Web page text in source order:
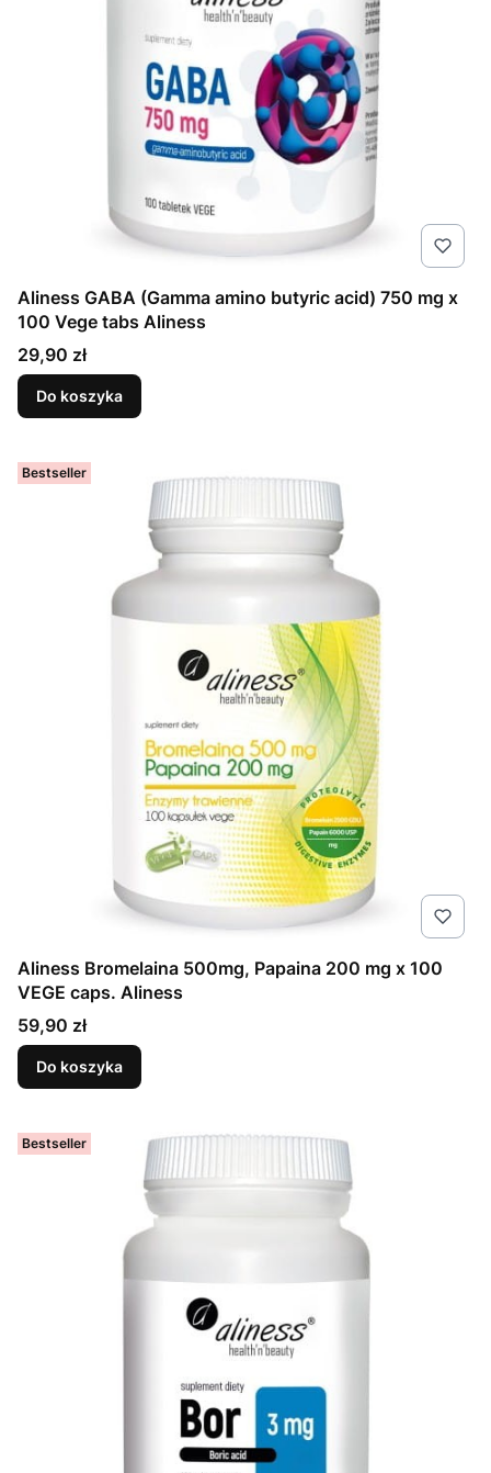
Aliness GABA (Gamma amino butyric acid) 750 mg x
100 Vege tabs Aliness
Cena
29,90 zł
Do koszyka
Bestseller
Aliness Bromelaina 500mg, Papaina 200 mg x 100
VEGE caps. Aliness
Cena
59,90 zł
Do koszyka
Bestseller